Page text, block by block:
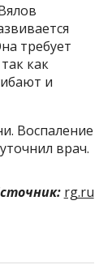
требует
как
и
Воспаление
врач.
rg.ru